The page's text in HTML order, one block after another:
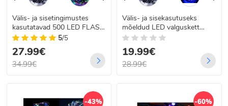
Välis- ja sisetingimustes
kasutatavad 500 LED FLASH
valguskett sädeleva efektiga
– 35,5 m, IP44
5/5
27.99€
34.99€
Välis- ja sisekasutuseks
mõeldud LED valguskett
FLASH 300
19.99€
28.99€
-43% -60%